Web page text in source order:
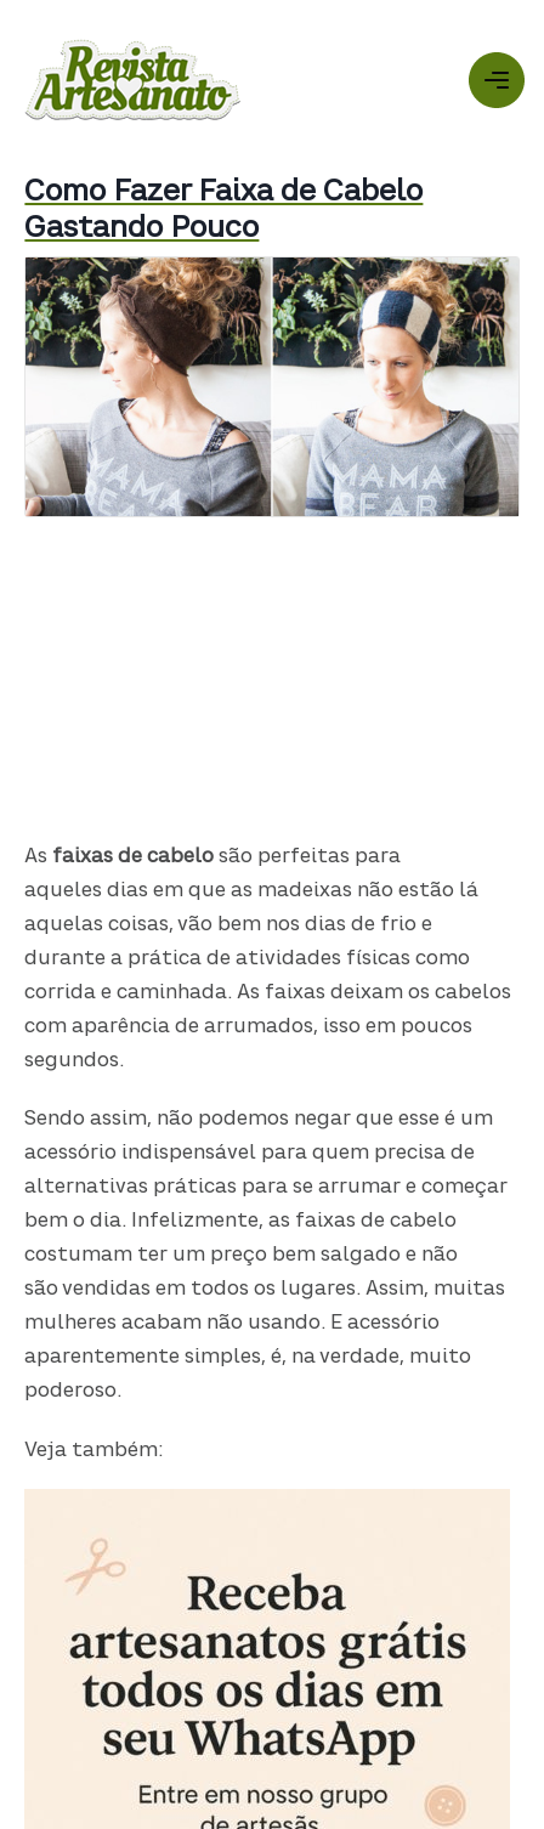
Como Fazer Faixa de Cabelo
Gastando Pouco
As faixas de cabelo são perfeitas para
aqueles dias em que as madeixas não estão lá
aquelas coisas, vão bem nos dias de frio e
durante a prática de atividades físicas como
corrida e caminhada. As faixas deixam os cabelos
com aparência de arrumados, isso em poucos
segundos.
Sendo assim, não podemos negar que esse é um
acessório indispensável para quem precisa de
alternativas práticas para se arrumar e começar
bem o dia. Infelizmente, as faixas de cabelo
costumam ter um preço bem salgado e não
são vendidas em todos os lugares. Assim, muitas
mulheres acabam não usando. E acessório
aparentemente simples, é, na verdade, muito
poderoso.
Veja também: